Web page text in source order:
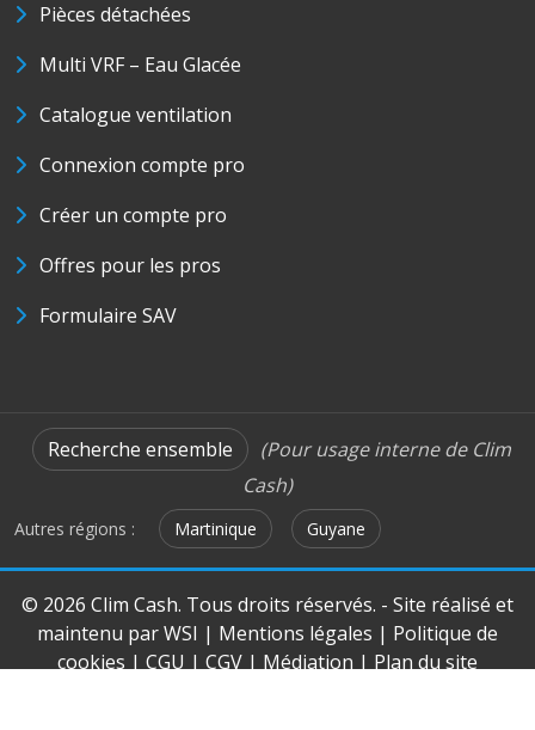
Pièces détachées
Multi VRF – Eau Glacée
Catalogue ventilation
Connexion compte pro
Créer un compte pro
Offres pour les pros
Formulaire SAV
Recherche ensemble
(Pour usage interne de Clim
Cash)
Autres régions : Martinique Guyane
© 2026 Clim Cash. Tous droits réservés. - Site réalisé et
maintenu parWSI | Mentions légales | Politique de
cookies | CGU | CGV | Médiation | Plan du site